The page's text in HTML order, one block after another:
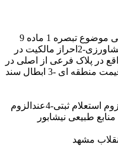
-1اعتراض به تشخیص ملی شدن اراضی موضوع تبصره 1 ماده 9
قانون افزایش بهره برداری در بخش کشاورزی-2احراز مالکیت در
در پلاک فرعی از اصلی در
بخش 5 نیشابور مقوم 20000001 لایر قیمت منطقه ای -3 ابطال سند
-1وکالت نامه -2دلیل مالکیت -3 عندالزوم استعلام ثبتی-4عندالزوم
مشهد